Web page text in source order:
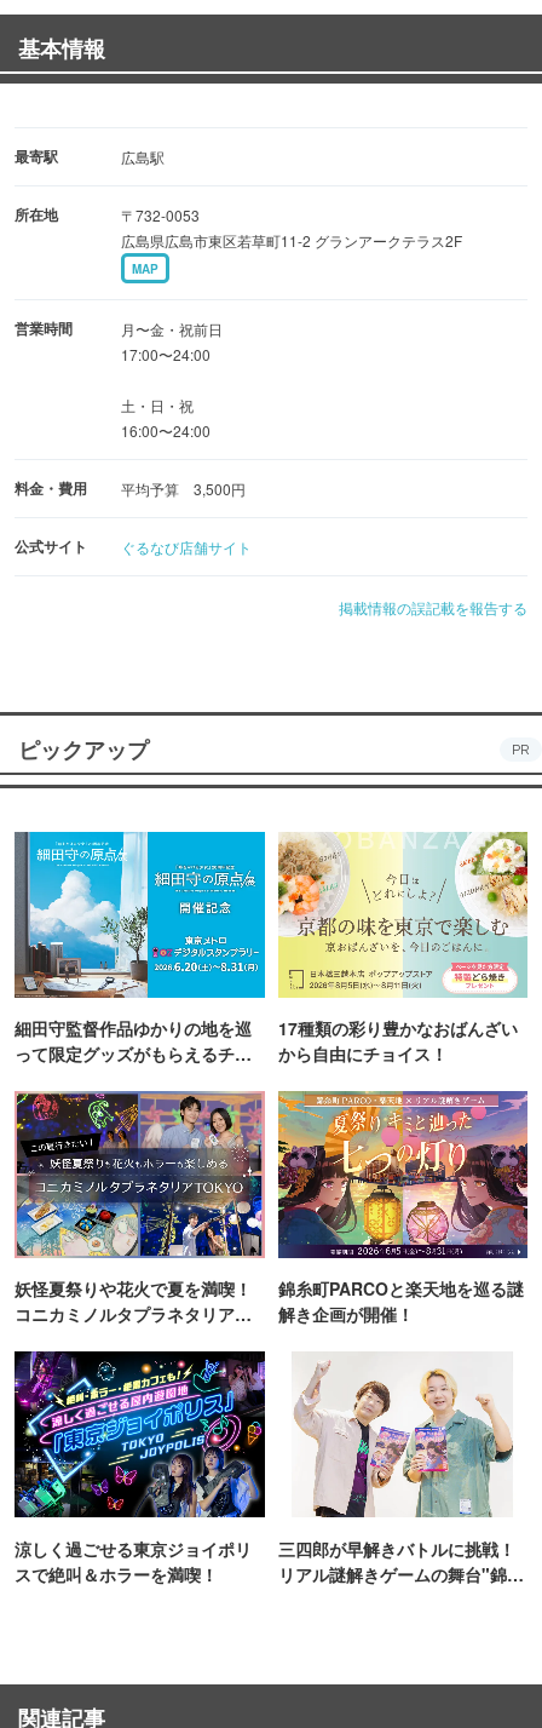
しっとりジューシーに仕上がった肉料理を是非！
▽広島名物を堪能▽
ど、広島が誇る自慢の逸品を堪能！
◆全席個室の和空間◆
2名様〜大人数まで!!団体様貸切利用大歓迎◎
宴会や接待まで幅広く使える上質な個室空間が人気です。
▼お得クーポン▲
（2）宴会の幹事様必見！コース予約でお得に！
基本情報
最寄駅 広島駅
所在地
〒732-0053
広島県広島市東区若草町11-2 グランアークテラス2F
MAP
営業時間
月〜金・祝前日
17:00〜24:00
土・日・祝
16:00〜24:00
料金・費用 平均予算 3,500円
公式サイト ぐるなび店舗サイト
掲載情報の誤記載を報告する
ピックアップ PR
細田守監督作品ゆかりの地を巡
って限定グッズがもらえるチャ
17種類の彩り豊かなおばんざい
から自由にチョイス！
妖怪夏祭りや花火で夏を満喫！
コニカミノルタプラネタリア
錦糸町PARCOと楽天地を巡る謎
解き企画が開催！
涼しく過ごせる東京ジョイポリ
スで絶叫＆ホラーを満喫！
三四郎が早解きバトルに挑戦！
リアル謎解きゲームの舞台"錦糸
関連記事